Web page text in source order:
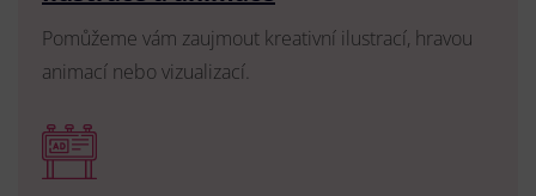
Pomůžeme vám zaujmout kreativní ilustrací, hravou
animací nebo vizualizací.